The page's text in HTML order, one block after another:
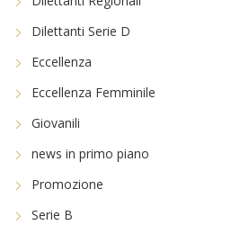
Dilettanti Serie D
Eccellenza
Eccellenza Femminile
Giovanili
news in primo piano
Promozione
Serie B